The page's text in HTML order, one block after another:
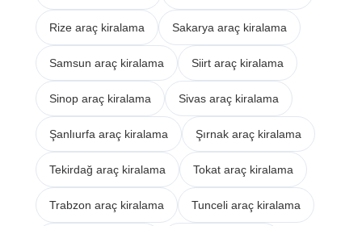
Rize araç kiralama Sakarya araç kiralama
Samsun araç kiralama Siirt araç kiralama
Sinop araç kiralama Sivas araç kiralama
Şanlıurfa araç kiralama Şırnak araç kiralama
Tekirdağ araç kiralama Tokat araç kiralama
Trabzon araç kiralama Tunceli araç kiralama